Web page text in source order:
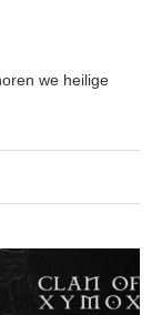
we heilige